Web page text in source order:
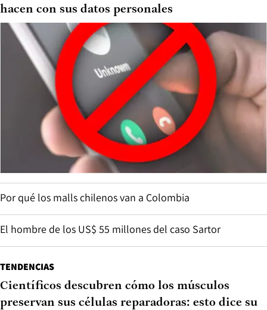
hacen con sus datos personales
Por qué los malls chilenos van a Colombia
El hombre de los US$ 55 millones del caso Sartor
TENDENCIAS
Científicos descubren cómo los músculos
preservan sus células reparadoras: esto dice su